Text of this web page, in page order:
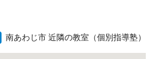
南あわじ市 近隣の教室（個別指導塾）